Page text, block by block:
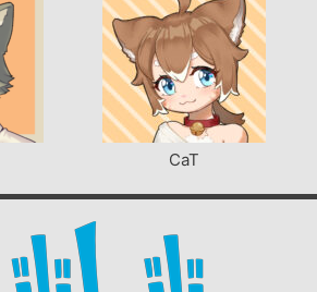
CaT